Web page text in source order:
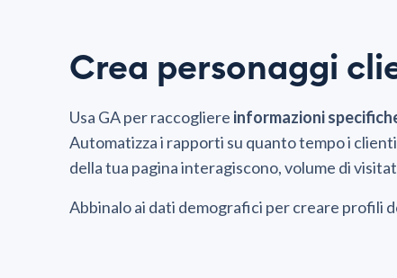
Crea personaggi
Usa GA per raccogliere informazioni
Automatizza i rapporti su quanto tempo i
della tua pagina interagiscono, volume di
Abbinalo ai dati demografici per creare profili